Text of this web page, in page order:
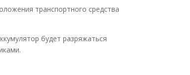
транспортного средства
будет разряжаться